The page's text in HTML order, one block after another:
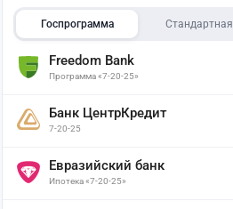
Госпрограмма Стандартная
Freedom Bank
Программа «7-20-25»
Банк ЦентрКредит
7-20-25
Евразийский банк
Ипотека «7-20-25»